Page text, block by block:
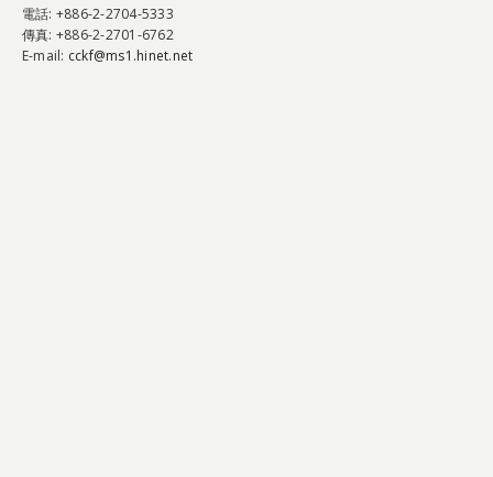
電話: +886-2-2704-5333
傳真: +886-2-2701-6762
E-mail: cckf@ms1.hinet.net